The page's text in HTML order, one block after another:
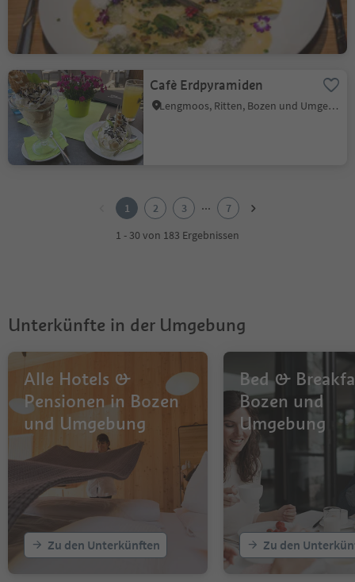
Cafè Erdpyramiden
Lengmoos, Ritten, Bozen und Umgebung
1 2 3 ...
7
1 - 30 von 183 Ergebnissen
Unterkünfte in der Umgebung
Alle Hotels &
Pensionen in Bozen
und Umgebung
Zu den Unterkünften
Bed &
Bozen und
Umgebung
Zu den